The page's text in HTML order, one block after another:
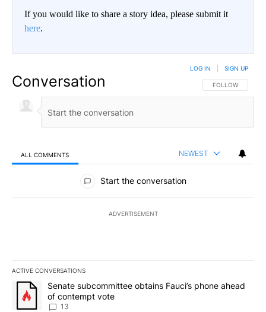
If you would like to share a story idea, please submit it
here.
Conversation FOLLOW THIS
FOLLOW
LOG IN SIGN UP
ALL COMMENTS NEWEST
All Comments
Start the conversation
ADVERTISEMENT
ACTIVE CONVERSATIONS
The following is a list of the most commented articles in the last
A trending article titled "Senate subcommittee obtains Fauci’s
Senate subcommittee obtains Fauci’s phone ahead
of contempt vote
13